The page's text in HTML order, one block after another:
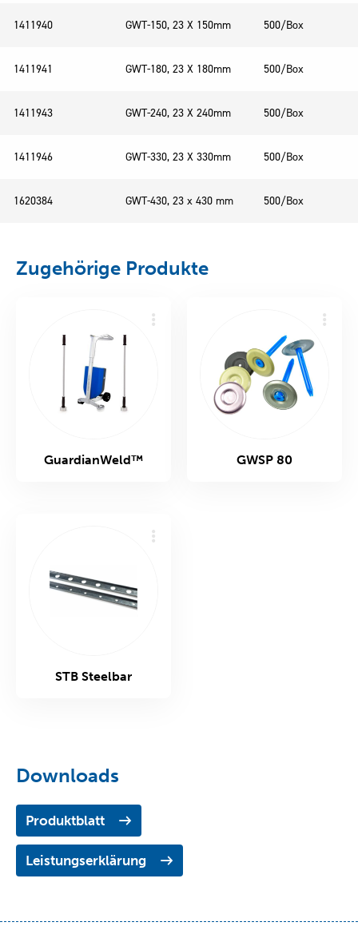
1411940 GWT-150, 23 X 150mm 500/Box
1411941 GWT-180, 23 X 180mm 500/Box
1411943 GWT-240, 23 X 240mm 500/Box
1411946 GWT-330, 23 X 330mm 500/Box
1620384 GWT-430, 23 x 430 mm 500/Box
Zugehörige Produkte
GuardianWeld™ GWSP 80
STB Steelbar
Downloads
Produktblatt
Leistungserklärung